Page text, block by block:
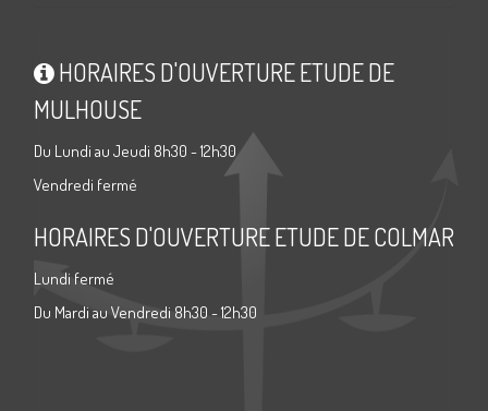
HORAIRES D'OUVERTURE ETUDE DE
MULHOUSE
Du Lundi au Jeudi 8h30 - 12h30
Vendredi fermé
HORAIRES D'OUVERTURE ETUDE DE COLMAR
Lundi fermé
Du Mardi au Vendredi 8h30 - 12h30